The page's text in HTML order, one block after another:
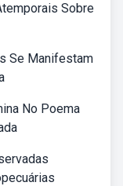
Sobre
Se Manifestam
No Poema